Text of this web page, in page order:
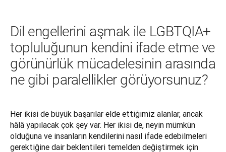
Dil engellerini aşmak ile LGBTQIA+
topluluğunun kendini ifade etme ve
görünürlük mücadelesinin arasında
ne gibi paralellikler görüyorsunuz?
Her ikisi de büyük başarılar elde ettiğimiz alanlar, ancak
hâlâ yapılacak çok şey var. Her ikisi de, neyin mümkün
olduğuna ve insanların kendilerini nasıl ifade edebilmeleri
gerektiğine dair beklentileri temelden değiştirmek için